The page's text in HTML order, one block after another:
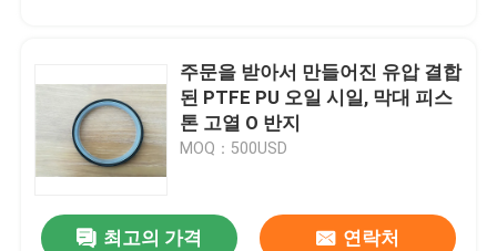
주문을 받아서 만들어진 유압 결합
된 PTFE PU 오일 시일, 막대 피스
톤 고열 O 반지
MOQ：500USD
최고의 가격 연락처